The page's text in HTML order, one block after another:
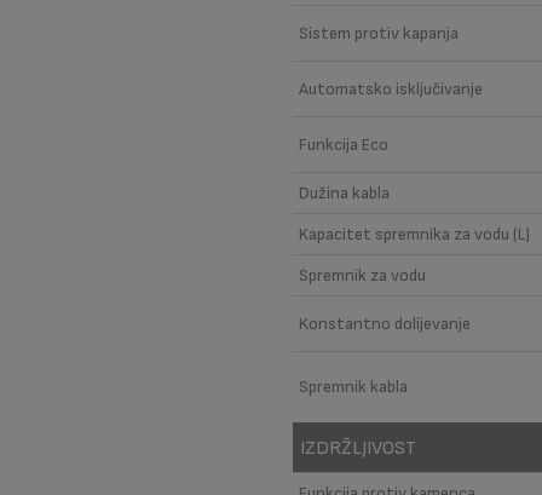
Sistem protiv kapanja
Automatsko isključivanje
Funkcija Eco
Dužina kabla
Kapacitet spremnika za vodu (L)
Spremnik za vodu
Konstantno dolijevanje
Spremnik kabla
IZDRŽLJIVOST